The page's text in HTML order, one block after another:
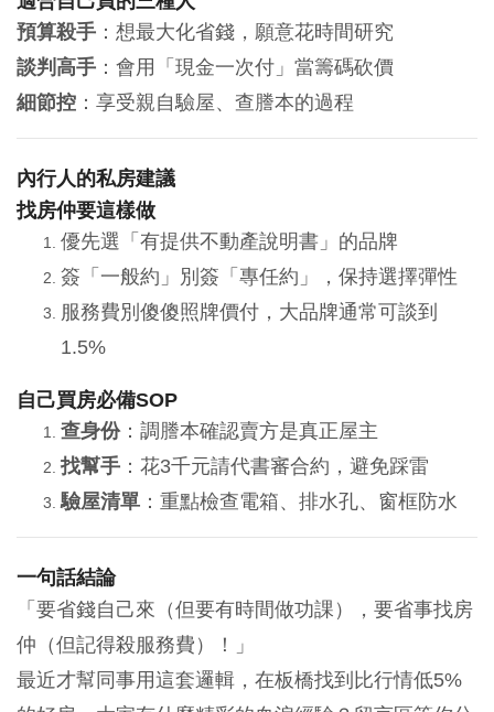
預算殺手 ：想最大化省錢，願意花時間研究
談判高手 ：會用「現金一次付」當籌碼砍價
細節控 ：享受親自驗屋、查謄本的過程
內行人的私房建議
找房仲要這樣做
優先選「有提供不動產說明書」的品牌
簽「一般約」別簽「專任約」，保持選擇彈性
服務費別傻傻照牌價付，大品牌通常可談到
1.5%
自己買房必備SOP
查身份：調謄本確認賣方是真正屋主
找幫手 ：花3千元請代書審合約，避免踩雷
驗屋清單 ：重點檢查電箱、排水孔、窗框防水
一句話結論
「要省錢自己來（但要有時間做功課），要省事找房
仲（但記得殺服務費）！」
最近才幫同事用這套邏輯，在板橋找到比行情低5%